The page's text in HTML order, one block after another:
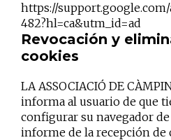
https://
482?hl=ca&utm_id=ad
Revocación y
cookies
LA ASSOCIACIÓ DE
informa al usuario de que
configurar su navegador
informe de la recepción de